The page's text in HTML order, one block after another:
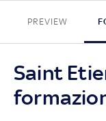
PREVIEW
Saint